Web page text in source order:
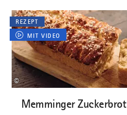
REZEPT
MIT VIDEO
©
Memminger Zuckerbrot